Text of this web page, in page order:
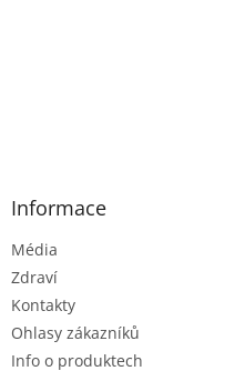
Informace
Média
Zdraví
Kontakty
Ohlasy zákazníků
Info o produktech